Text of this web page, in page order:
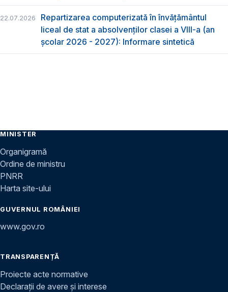
22.07.2026
Repartizarea computerizată în învăţământul
liceal de stat a absolvenţilor clasei a VIII-a (an
școlar 2026 - 2027): Informare sintetică
MINISTER
Organigramă
Ordine de ministru
PNRR
Harta site-ului
GUVERNUL ROMÂNIEI
www.gov.ro
TRANSPARENȚĂ
Proiecte acte normative
Declarații de avere și interese